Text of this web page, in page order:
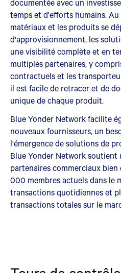
documentée avec un
temps et d'efforts humains.
matériaux et les produits se
d'approvisionnement, les
une visibilité complète et en
multiples partenaires, y
contractuels et les
il est facile de retracer et de
unique de chaque produit.
Blue Yonder Network facilite
nouveaux fournisseurs, un
l'émergence de solutions de
Blue Yonder Network soutient
partenaires commerciaux bien
000 membres actuels dans le
transactions quotidiennes et
transactions totales sur le